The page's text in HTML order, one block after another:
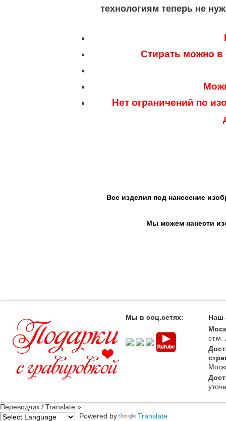
технологиям теперь не
Стирать можно в
Нет ограничений по
Все изделия под нанесение
Мы можем нанести
Мы в соц.сетях:
Наш
ст.м.
Переводчик / Translate »
Powered by
Translate